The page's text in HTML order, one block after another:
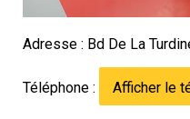
Adresse : Bd De La
Téléphone : Afficher le